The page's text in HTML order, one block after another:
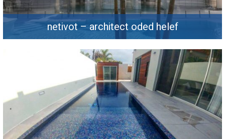
netivot – architect oded helef